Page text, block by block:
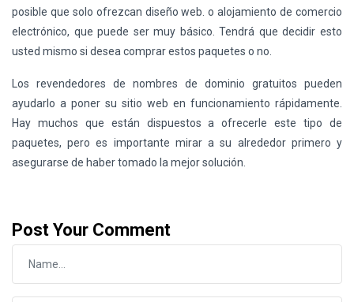
posible que solo ofrezcan diseño web. o alojamiento de comercio
electrónico, que puede ser muy básico. Tendrá que decidir esto
usted mismo si desea comprar estos paquetes o no.
Los revendedores de nombres de dominio gratuitos pueden
ayudarlo a poner su sitio web en funcionamiento rápidamente.
Hay muchos que están dispuestos a ofrecerle este tipo de
paquetes, pero es importante mirar a su alrededor primero y
asegurarse de haber tomado la mejor solución.
Post Your Comment